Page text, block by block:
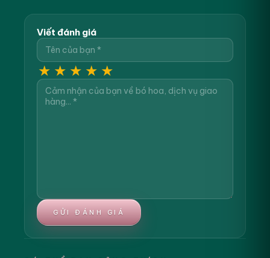
Viết đánh giá
★ ★ ★ ★ ★
GỬI ĐÁNH GIÁ